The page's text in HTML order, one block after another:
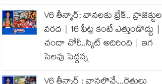
V6 తీన్మార్: వానలకు బ్రేక్..
వరద | 16 ఫీట్ల కంటే ఎత్తుండొద్దు |
చందా చోరీ..స్కిట్ అదిరింది | ఇగ
సెలవు పెద్దన్న